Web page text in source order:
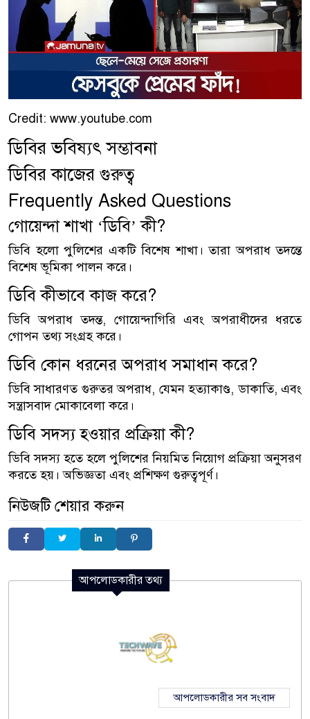
Credit: www.youtube.com
ডিবির ভবিষ্যৎ সম্ভাবনা
ডিবির কাজের গুরুত্ব
Frequently Asked Questions
গোয়েন্দা শাখা ‘ডিবি’ কী?
ডিবি হলো পুলিশের একটি বিশেষ শাখা। তারা অপরাধ তদন্তে
বিশেষ ভূমিকা পালন করে।
ডিবি কীভাবে কাজ করে?
ডিবি অপরাধ তদন্ত, গোয়েন্দাগিরি এবং অপরাধীদের ধরতে
গোপন তথ্য সংগ্রহ করে।
ডিবি কোন ধরনের অপরাধ সমাধান করে?
ডিবি সাধারণত গুরুতর অপরাধ, যেমন হত্যাকাণ্ড, ডাকাতি, এবং
সন্ত্রাসবাদ মোকাবেলা করে।
ডিবি সদস্য হওয়ার প্রক্রিয়া কী?
ডিবি সদস্য হতে হলে পুলিশের নিয়মিত নিয়োগ প্রক্রিয়া অনুসরণ
করতে হয়। অভিজ্ঞতা এবং প্রশিক্ষণ গুরুত্বপূর্ণ।
নিউজটি শেয়ার করুন
আপলোডকারীর তথ্য
আপলোডকারীর সব সংবাদ